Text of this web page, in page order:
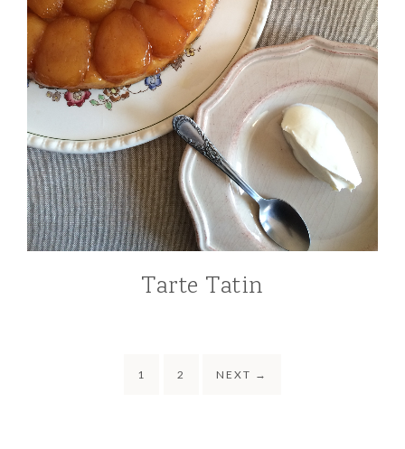
Tarte Tatin
1 2 NEXT →